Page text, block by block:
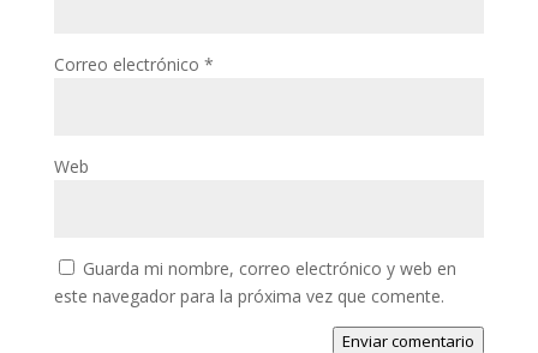
Correo electrónico *
Web
Guarda mi nombre, correo electrónico y web en
este navegador para la próxima vez que comente.
Enviar comentario